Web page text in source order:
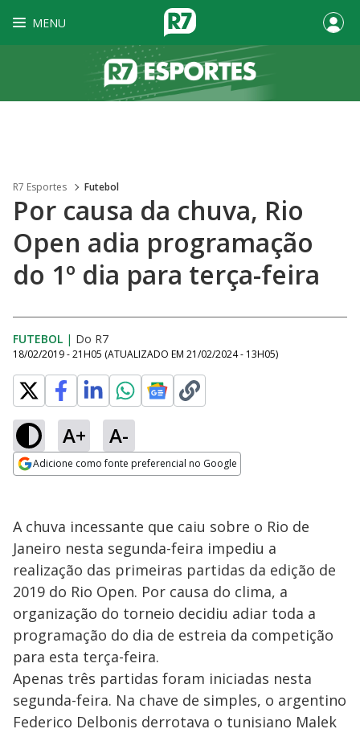
MENU
R7 Esportes Futebol
Por causa da chuva, Rio
Open adia programação
do 1º dia para terça-feira
FUTEBOL | Do R7
18/02/2019 - 21H05 (ATUALIZADO EM 21/02/2024 - 13H05)
A+ A-
Adicione como fonte preferencial no Google
A chuva incessante que caiu sobre o Rio de
Janeiro nesta segunda-feira impediu a
realização das primeiras partidas da edição de
2019 do Rio Open. Por causa do clima, a
organização do torneio decidiu adiar toda a
programação do dia de estreia da competição
para esta terça-feira.
Apenas três partidas foram iniciadas nesta
segunda-feira. Na chave de simples, o argentino
Federico Delbonis derrotava o tunisiano Malek